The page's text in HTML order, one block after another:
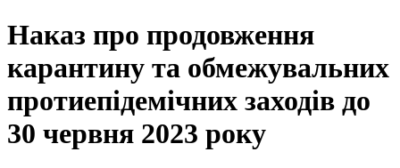
Наказ про продовження
карантину та обмежувальних
протиепідемічних заходів до
30 червня 2023 року